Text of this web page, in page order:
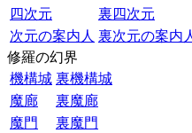
四次元
裏四次元
次元の案内人 裏次元の案内
修羅の幻界
機構城 裏機構城
魔廊
裏魔廊
魔門
裏魔門